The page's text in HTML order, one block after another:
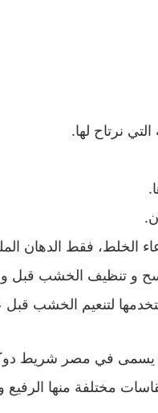
نرتاح لها.
الخلط، فقط الدهان
و تنظيف الخشب قبل و
لتنعيم الخشب قبل
و يسمى في مصر شريط
مختلفة منها الرفيع